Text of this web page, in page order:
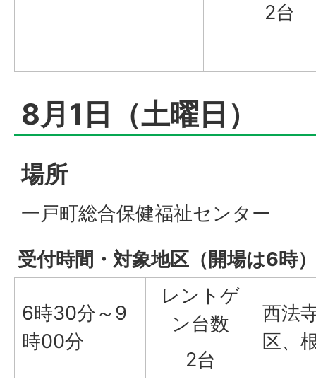
2台
8月1日（土曜日）
場所
一戸町総合保健福祉センター
受付時間・対象地区（開場は6時）
6時30分～9
時00分
レントゲ
ン台数
西法
区、
2台